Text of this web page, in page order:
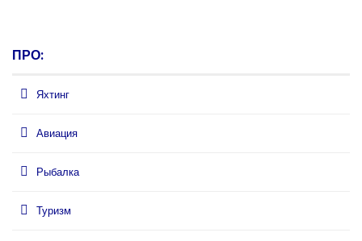
ПРО:
Яхтинг
Авиация
Рыбалка
Туризм